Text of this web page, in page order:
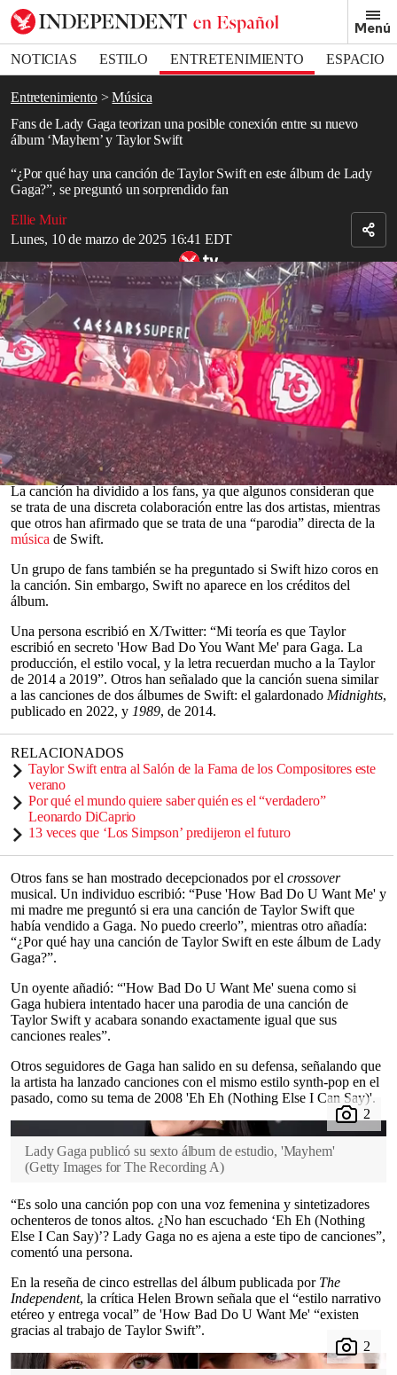
Menú
NOTICIAS ESTILO ENTRETENIMIENTO
ESPACIO
DEPORTES
Entretenimiento
Música
Fans de Lady Gaga teorizan una posible conexión entre su nuevo
álbum ‘Mayhem’ y Taylor Swift
“¿Por qué hay una canción de Taylor Swift en este álbum de Lady
Gaga?”, se preguntó un sorprendido fan
Ellie Muir
Lunes, 10 de marzo de 2025 16:41 EDT
Bookmark popover
Removed from bookmarks
Close popover
seconds
seconds
Taylor Swift reacciona a los abucheos del público en el Super Bowl
2025
Read in English
Los fans deLady Gagaestán especulando queTaylor Swifthabría
hecho una aparición de incógnito en el nuevo álbum de Lady
Gaga,
Mayhem
.
La novena canción del álbum, titulada 'How Bad Do U Want Me',
es un tema de synth-pop ochentero con inconfundibles
paralelismos vocales con el trabajo de Swift.
La canción ha dividido a los fans, ya que algunos consideran que
se trata de una discreta colaboración entre las dos artistas, mientras
que otros han afirmado que se trata de una “parodia” directa de la
música de Swift.
Un grupo de fans también se ha preguntado si Swift hizo coros en
la canción. Sin embargo, Swift no aparece en los créditos del
álbum.
Una persona escribió en X/Twitter: “Mi teoría es que Taylor
escribió en secreto 'How Bad Do You Want Me' para Gaga. La
producción, el estilo vocal, y la letra recuerdan mucho a la Taylor
de 2014 a 2019”. Otros han señalado que la canción suena similar
a las canciones de dos álbumes de Swift: el galardonado Midnights,
publicado en 2022, y 1989, de 2014.
RELACIONADOS
Taylor Swift entra al Salón de la Fama de los Compositores este
verano
Por qué el mundo quiere saber quién es el “verdadero”
Leonardo DiCaprio
13 veces que ‘Los Simpson’ predijeron el futuro
Otros fans se han mostrado decepcionados por el crossover
musical. Un individuo escribió: “Puse 'How Bad Do U Want Me' y
mi madre me preguntó si era una canción de Taylor Swift que
había vendido a Gaga. No puedo creerlo”, mientras otro añadía:
“¿Por qué hay una canción de Taylor Swift en este álbum de Lady
Gaga?”.
Un oyente añadió: “'How Bad Do U Want Me' suena como si
Gaga hubiera intentado hacer una parodia de una canción de
Taylor Swift y acabara sonando exactamente igual que sus
canciones reales”.
Otros seguidores de Gaga han salido en su defensa, señalando que
la artista ha lanzado canciones con el mismo estilo synth-pop en el
pasado, como su tema de 2008 'Eh Eh (Nothing Else I Can Say)'.
Lady Gaga publicó su sexto álbum de estudio, 'Mayhem'
(Getty Images for The Recording A)
“Es solo una canción pop con una voz femenina y sintetizadores
ochenteros de tonos altos. ¿No han escuchado ‘Eh Eh (Nothing
Else I Can Say)’? Lady Gaga no es ajena a este tipo de canciones”,
comentó una persona.
En la reseña de cinco estrellas del álbum publicada por The
Independent, la crítica Helen Brown señala que el “estilo narrativo
etéreo y entrega vocal” de 'How Bad Do U Want Me' “existen
gracias al trabajo de Taylor Swift”.